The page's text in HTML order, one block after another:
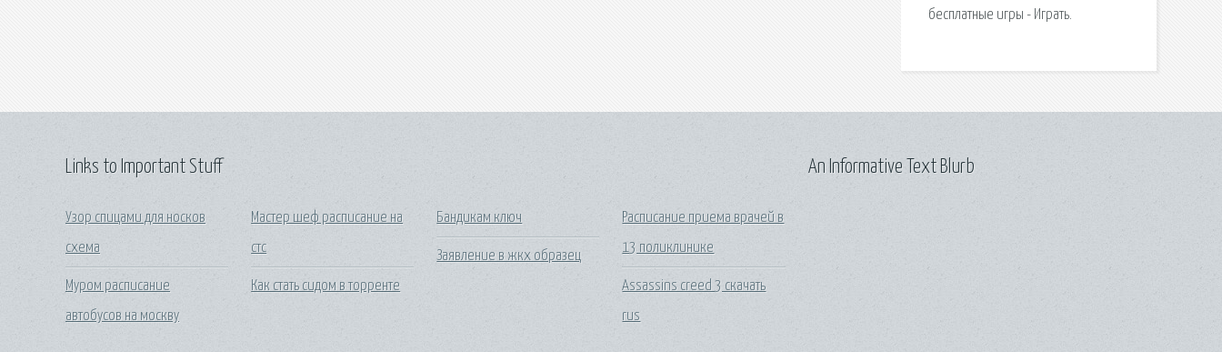
бесплатные игры - Играть.
Links to Important Stuff
Узор спицами для носков
схема
Муром расписание
автобусов на москву
Мастер шеф расписание на
стс
Как стать сидом в торренте
Бандикам ключ
Заявление в жкх образец
Расписание приема врачей в
13 поликлинике
Assassins creed 3 скачать
rus
An Informative Text Blurb